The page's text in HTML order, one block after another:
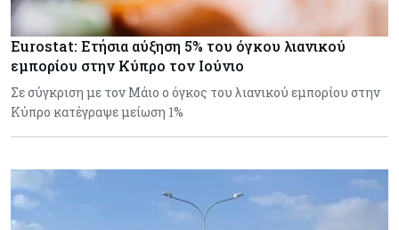
Eurostat: Ετήσια αύξηση 5% του όγκου λιανικού
εμπορίου στην Κύπρο τον Ιούνιο
Σε σύγκριση με τον Μάιο ο όγκος του λιανικού εμπορίου στην
Κύπρο κατέγραψε μείωση 1%